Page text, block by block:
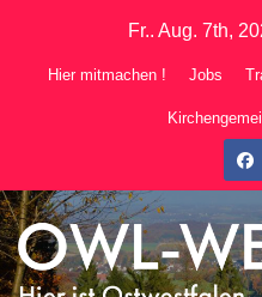
Fr.. Aug. 7th,
Hier mitmachen ! Jobs